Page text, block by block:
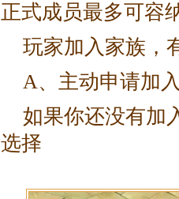
正式成员最多可容
玩家加入家族，
A、主动申请加
如果你还没有加
选择